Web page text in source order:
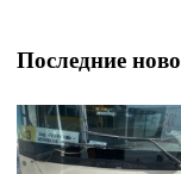
Последние